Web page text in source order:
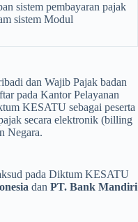
sistem pembayaran pajak
sistem Modul
dan Wajib Pajak badan
pada Kantor Pelayanan
KESATU sebagai peserta
secara elektronik (billing
Negara.
pada Diktum KESATU
dan PT. Bank Mandiri